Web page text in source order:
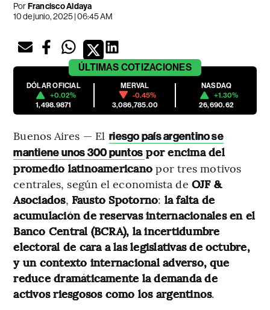
PorFrancisco Aldaya
10 de junio, 2025 | 06:45 AM
ÚLTIMAS COTIZACIONES
DÓLAR OFICIAL
+0.02%
1,498.9871
MERVAL
-0.45%
3,086,785.00
NASDAQ
+1.30%
26,690.62
Buenos Aires — El riesgo país argentino se
mantiene unos 300 puntos por encima del
promedio latinoamericanopor tres motivos
centrales, según el economista de OJF &
Asociados, Fausto Spotorno: la falta de
acumulación de reservas internacionales en el
Banco Central (BCRA), la incertidumbre
electoral de cara a las legislativas de octubre,
y un contexto internacional adverso, que
reduce dramáticamente la demanda de
activos riesgosos como los argentinos.